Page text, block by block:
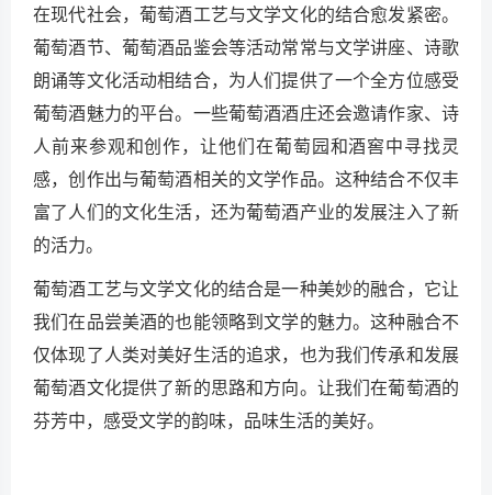
在现代社会，葡萄酒工艺与文学文化的结合愈发紧密。
葡萄酒节、葡萄酒品鉴会等活动常常与文学讲座、诗歌
朗诵等文化活动相结合，为人们提供了一个全方位感受
葡萄酒魅力的平台。一些葡萄酒酒庄还会邀请作家、诗
人前来参观和创作，让他们在葡萄园和酒窖中寻找灵
感，创作出与葡萄酒相关的文学作品。这种结合不仅丰
富了人们的文化生活，还为葡萄酒产业的发展注入了新
的活力。
葡萄酒工艺与文学文化的结合是一种美妙的融合，它让
我们在品尝美酒的也能领略到文学的魅力。这种融合不
仅体现了人类对美好生活的追求，也为我们传承和发展
葡萄酒文化提供了新的思路和方向。让我们在葡萄酒的
芬芳中，感受文学的韵味，品味生活的美好。